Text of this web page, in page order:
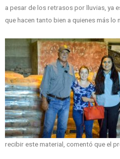
a pesar de los retrasos por lluvias, ya
que hacen tanto bien a quienes más lo
recibir este material, comentó que el